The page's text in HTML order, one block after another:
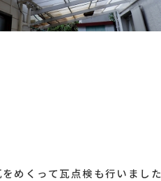
めくって瓦点検も行いまし